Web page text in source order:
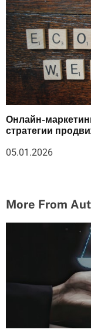
Онлайн-
стратегии
05.01.2026
More From